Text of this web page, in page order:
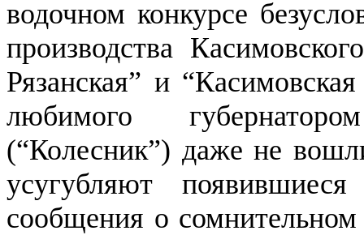
водочном конкурсе
производства
Рязанская” и
любимого
(“Колесник”) даже не
усугубляют
сообщения о сомнительном